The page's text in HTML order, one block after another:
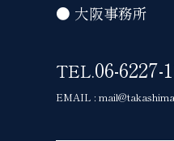
● 大阪事務所
TEL.06-6227-
EMAIL :